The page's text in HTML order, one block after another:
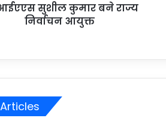
आईएएस सुशील कुमार बने राज्य
निर्वाचन आयुक्त